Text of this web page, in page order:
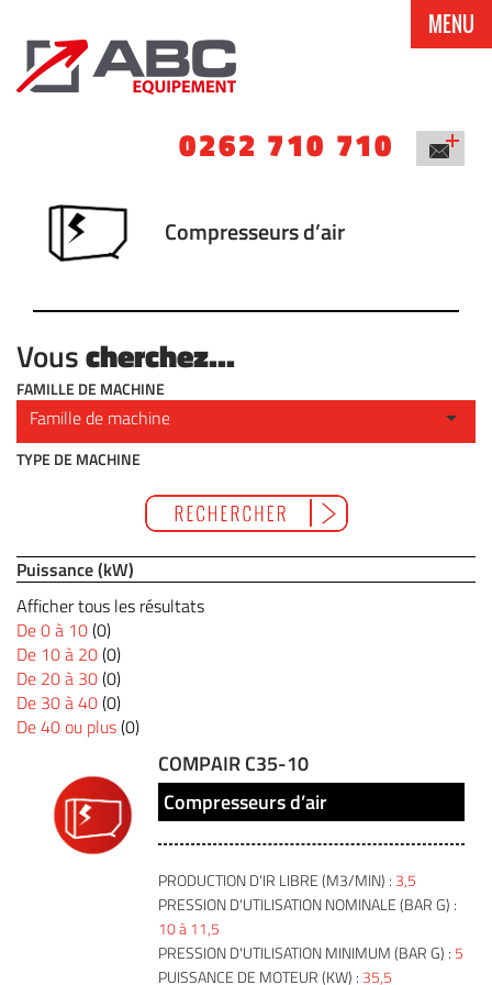
0262 710 710
MENU
Compresseurs d’air
Vouscherchez...
FAMILLE DE MACHINE
TYPE DE MACHINE
Puissance (kW)
Afficher tous les résultats
De 0 à 10(0)
De 10 à 20(0)
De 20 à 30(0)
De 30 à 40(0)
De 40 ou plus(0)
COMPAIR C35-10
Compresseurs d’air
PRODUCTION D'IR LIBRE (M3/MIN) : 3,5
PRESSION D'UTILISATION NOMINALE (BAR G) :
10 à 11,5
PRESSION D'UTILISATION MINIMUM (BAR G) : 5
PUISSANCE DE MOTEUR (KW) : 35,5